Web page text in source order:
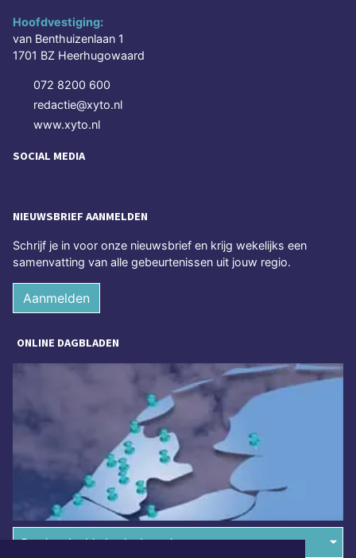
Hoofdvestiging:
van Benthuizenlaan 1
1701 BZ Heerhugowaard
072 8200 600
redactie@xyto.nl
www.xyto.nl
SOCIAL MEDIA
NIEUWSBRIEF AANMELDEN
Schrijf je in voor onze nieuwsbrief en krijg wekelijks een
samenvatting van alle gebeurtenissen uit jouw regio.
Aanmelden
ONLINE DAGBLADEN
Overige dagbladen in de regio